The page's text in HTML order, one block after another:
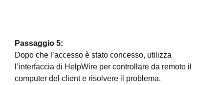
Passaggio 5:
Dopo che l’accesso è stato concesso, utilizza
l’interfaccia di HelpWire per controllare da remoto il
computer del client e risolvere il problema.